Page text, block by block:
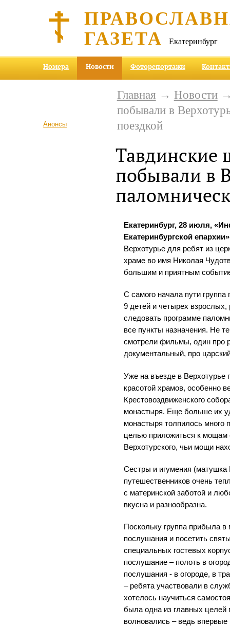
ГАЗЕТА Екатеринбург
Номера Новости Фоторепортажи
Анонсы
Главная → Новости→
побывали в
поездкой
Тавдинские
побывали в
Екатеринбург, 28 июля,
Екатеринбургской епархии»
Верхотурье для ребят из
храме во имя Николая
большим и приятным
С самого начала пути
9 детей и четырех взрослых,
следовать программе
все пункты назначения. Не
смотрели фильмы, один про
документальный, про
Уже на въезде в
красотой храмов, особенно
Крестовоздвиженского
монастыря. Еще больше их
монастыря толпилось много
целью приложиться к мощам
Верхотурского, чьи мощи
Сестры и игумения (матушка
путешественников очень
с материнской заботой и
вкусна и разнообразна.
Поскольку группа прибыла
послушания и посетить
специальных гостевых
послушание – полоть в
послушания - в огороде, в
– ребята участвовали в
хотелось научиться
была одна из главных целей
волновались – ведь